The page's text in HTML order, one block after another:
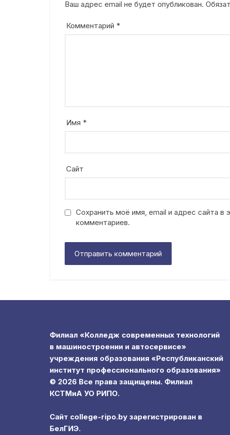
Ваш адрес email не будет опубликован.
Комментарий *
Имя *
Сайт
Сохранить моё имя, email и адрес сайта
комментариев.
Филиал «Колледж современных технологий
в машиностроении и автосервисе»
учреждения образования «Республиканский
институт профессионального образования»
© 2026 Все права защищены. Филиал
КСТМиА УО РИПО.
Сайт college-ripo.by зарегистрирован в
БелГИЭ.